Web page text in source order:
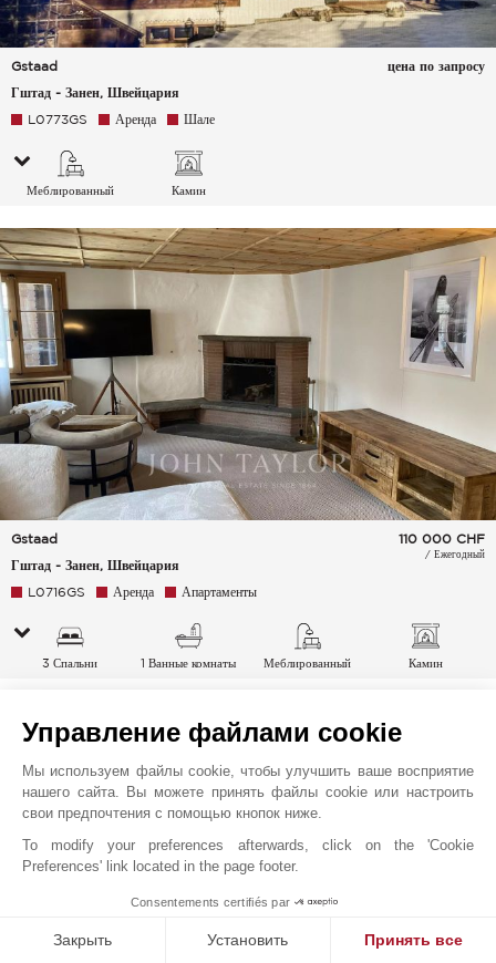
Gstaad
Гштад - Занен, Швейцария
цена по запросу
L0773GS Аренда Шале
Меблированный Камин
Gstaad
Гштад - Занен, Швейцария
110 000 CHF
/ Ежегодный
L0716GS Аренда Апартаменты
3 Спальни 1 Ванные комнаты Меблированный Камин
Управление файлами cookie
Мы используем файлы cookie, чтобы улучшить ваше восприятие
нашего сайта. Вы можете принять файлы cookie или настроить
свои предпочтения с помощью кнопок ниже.
To modify your preferences afterwards, click on the 'Cookie
Preferences' link located in the page footer.
Consentements certifiés par
Закрыть Установить Принять все